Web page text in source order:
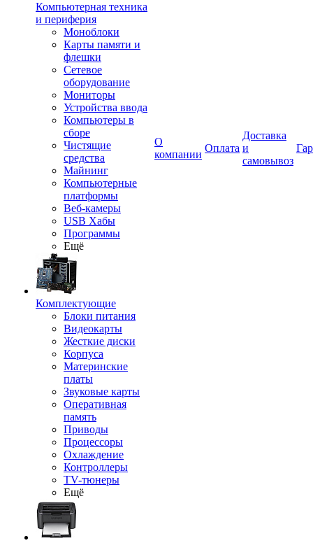
Компьютерная техника
и периферия
Моноблоки
Карты памяти и
флешки
Сетевое
оборудование
Мониторы
Устройства ввода
Компьютеры в
сборе
Чистящие
средства
Майнинг
Компьютерные
платформы
Веб-камеры
USB Хабы
Программы
Ещё
Комплектующие
Блоки питания
Видеокарты
Жесткие диски
Корпуса
Материнские
платы
Звуковые карты
Оперативная
память
Приводы
Процессоры
Охлаждение
Контроллеры
TV-тюнеры
Ещё
О
компании
Оплата
Доставка
и
самовывоз